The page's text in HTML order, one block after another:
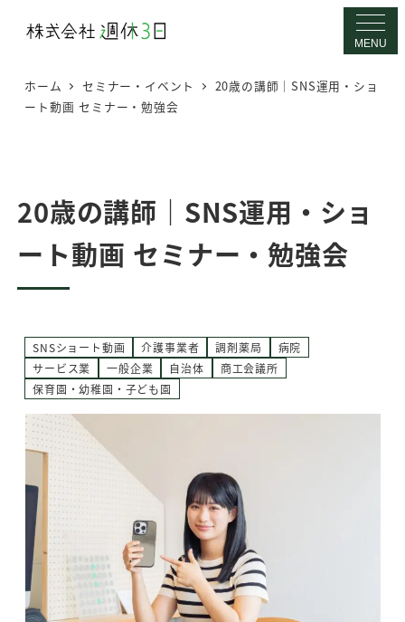
へ
移
MENU
ホーム セミナー・イベント
20歳の講師｜SNS運用・ショ
ート動画 セミナー・勉強会
20歳の講師｜SNS運用・ショ
ート動画 セミナー・勉強会
SNSショート動画 介護事業者 調剤薬局
病院
サービス業
一般企業 自治体
商工会議所
保育園・幼稚園・子ども園